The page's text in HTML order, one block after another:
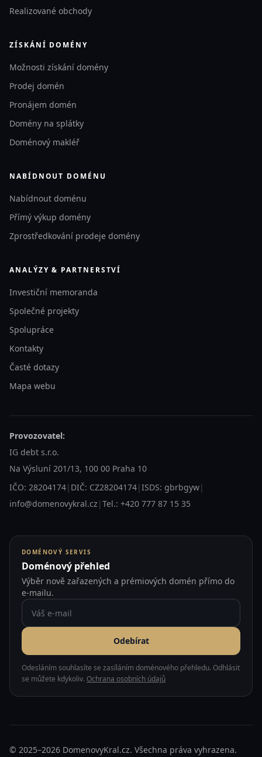
Realizované obchody
ZÍSKÁNÍ DOMÉNY
Možnosti získání domény
Prodej domén
Pronájem domén
Domény na splátky
Doménový makléř
NABÍDNOUT DOMÉNU
Nabídnout doménu
Přímý výkup domény
Zprostředkování prodeje domény
ANALÝZY & PARTNERSTVÍ
Investiční memoranda
Společné projekty
Spolupráce
Kontakty
Časté dotazy
Mapa webu
Provozovatel:
IG debt s.r.o.
Na Výsluní 201/13, 100 00 Praha 10
IČO: 28204174| DIČ: CZ28204174| ISDS: gbrbgyw|
info@domenovykral.cz | Tel.: +420 777 87 15 35
DOMÉNOVÝ SERVIS
Doménový přehled
Výběr nově zařazených a prémiových domén přímo do
e-mailu.
Odebírat
Odesláním souhlasíte se zasíláním doménového přehledu. Odhlásit
se můžete kdykoliv. Ochrana osobních údajů
© 2025–2026 DomenovyKral.cz. Všechna práva vyhrazena.